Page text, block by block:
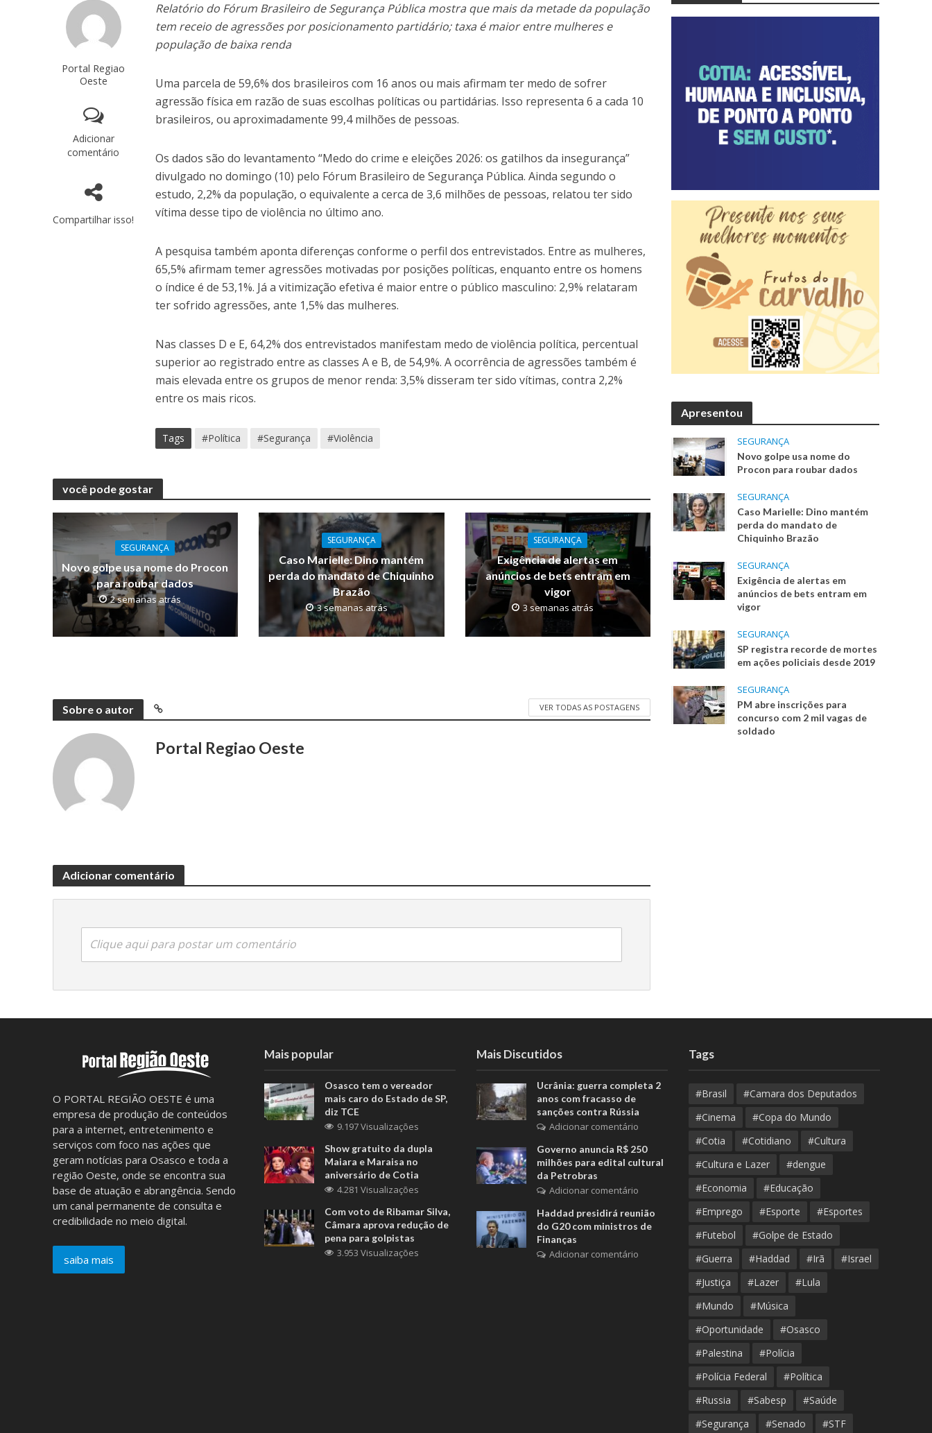
Portal Regiao
Oeste
Adicionar
comentário
Compartilhar isso!
Relatório do Fórum Brasileiro de Segurança Pública mostra que mais da metade da população
tem receio de agressões por posicionamento partidário; taxa é maior entre mulheres e
população de baixa renda
Uma parcela de 59,6% dos brasileiros com 16 anos ou mais afirmam ter medo de sofrer
agressão física em razão de suas escolhas políticas ou partidárias. Isso representa 6 a cada 10
brasileiros, ou aproximadamente 99,4 milhões de pessoas.
Os dados são do levantamento “Medo do crime e eleições 2026: os gatilhos da insegurança”
divulgado no domingo (10) pelo Fórum Brasileiro de Segurança Pública. Ainda segundo o
estudo, 2,2% da população, o equivalente a cerca de 3,6 milhões de pessoas, relatou ter sido
vítima desse tipo de violência no último ano.
A pesquisa também aponta diferenças conforme o perfil dos entrevistados. Entre as mulheres,
65,5% afirmam temer agressões motivadas por posições políticas, enquanto entre os homens
o índice é de 53,1%. Já a vitimização efetiva é maior entre o público masculino: 2,9% relataram
ter sofrido agressões, ante 1,5% das mulheres.
Nas classes D e E, 64,2% dos entrevistados manifestam medo de violência política, percentual
superior ao registrado entre as classes A e B, de 54,9%. A ocorrência de agressões também é
mais elevada entre os grupos de menor renda: 3,5% disseram ter sido vítimas, contra 2,2%
entre os mais ricos.
Tags #Política #Segurança #Violência
você pode gostar
SEGURANÇA
Novo golpe usa nome do Procon
para roubar dados
2 semanas atrás
SEGURANÇA
Caso Marielle: Dino mantém
perda do mandato de Chiquinho
Brazão
3 semanas atrás
SEGURANÇA
Exigência de alertas em
anúncios de bets entram em
vigor
3 semanas atrás
Sobre o autor VER TODAS AS POSTAGENS
Portal Regiao Oeste
Adicionar comentário
Clique aqui para postar um comentário
Apresentou
SEGURANÇA
Novo golpe usa nome do
Procon para roubar dados
SEGURANÇA
Caso Marielle: Dino mantém
perda do mandato de
Chiquinho Brazão
SEGURANÇA
Exigência de alertas em
anúncios de bets entram em
vigor
SEGURANÇA
SP registra recorde de mortes
em ações policiais desde 2019
SEGURANÇA
PM abre inscrições para
concurso com 2 mil vagas de
soldado
O PORTAL REGIÃO OESTE é uma
empresa de produção de conteúdos
para a internet, entretenimento e
serviços com foco nas ações que
geram notícias para Osasco e toda a
região Oeste, onde se encontra sua
base de atuação e abrangência. Sendo
um canal permanente de consulta e
credibilidade no meio digital.
saiba mais
Mais popular
Osasco tem o vereador
mais caro do Estado de SP,
diz TCE
9.197 Visualizações
Show gratuito da dupla
Maiara e Maraisa no
aniversário de Cotia
4.281 Visualizações
Com voto de Ribamar Silva,
Câmara aprova redução de
pena para golpistas
3.953 Visualizações
Mais Discutidos
Ucrânia: guerra completa 2
anos com fracasso de
sanções contra Rússia
Adicionar comentário
Governo anuncia R$ 250
milhões para edital cultural
da Petrobras
Adicionar comentário
Haddad presidirá reunião
do G20 com ministros de
Finanças
Adicionar comentário
Tags
#Brasil
#Camara dos Deputados
#Cinema
#Copa do Mundo
#Cotia
#Cotidiano
#Cultura
#Cultura e Lazer
#dengue
#Economia
#Educação
#Emprego
#Esporte
#Esportes
#Futebol
#Golpe de Estado
#Guerra
#Haddad #Irã
#Israel
#Justiça
#Lazer
#Lula
#Mundo
#Música
#Oportunidade
#Osasco
#Palestina
#Polícia
#Polícia Federal
#Política
#Russia
#Sabesp
#Saúde
#Segurança
#Senado #STF